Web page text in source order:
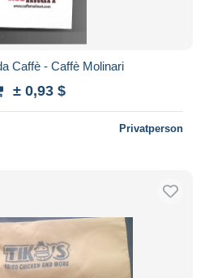
Caffè - Caffè Molinari
± 0,93 $
Privatperson